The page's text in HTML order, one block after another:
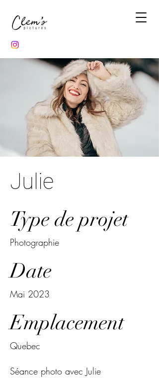
Julie
Type de projet
Photographie
Date
Mai 2023
Emplacement
Quebec
Séance photo avec Julie